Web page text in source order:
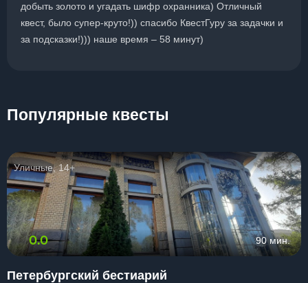
добыть золото и угадать шифр охранника) Отличный
квест, было супер-круто!)) спасибо КвестГуру за задачки и
за подсказки!))) наше время – 58 минут)
Популярные квесты
Уличные, 14+
0.0 90 мин.
Петербургский бестиарий